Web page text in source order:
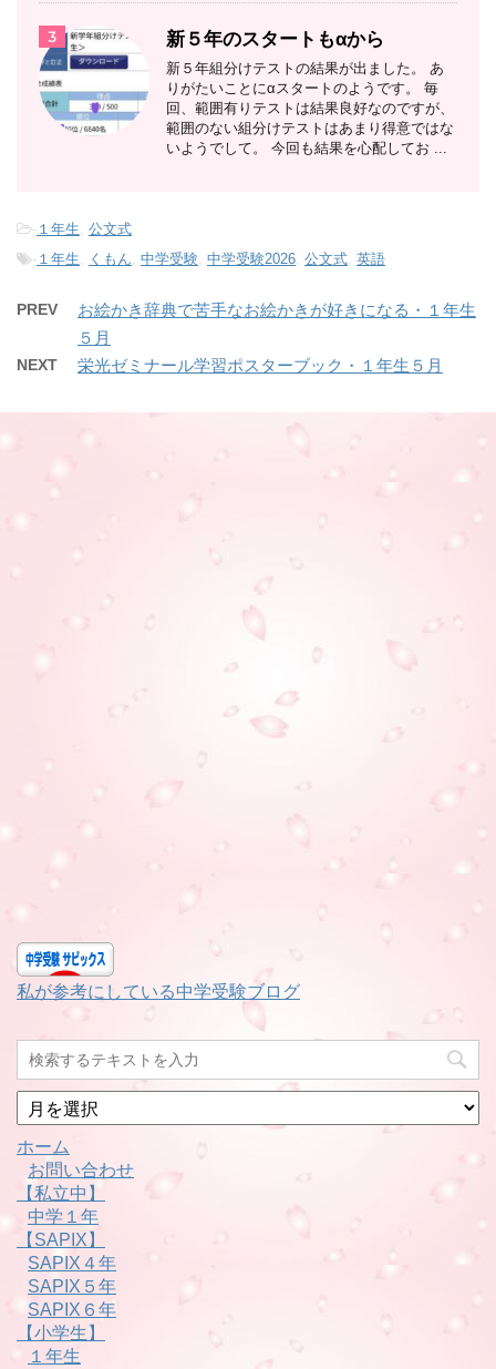
3 新５年のスタートもαから
新５年組分けテストの結果が出ました。 あ
りがたいことにαスタートのようです。 毎
回、範囲有りテストは結果良好なのですが、
範囲のない組分けテストはあまり得意ではな
いようでして。 今回も結果を心配してお ...
- １年生, 公文式
- １年生, くもん, 中学受験, 中学受験2026, 公文式, 英語
PREV
お絵かき辞典で苦手なお絵かきが好きになる・１年生
５月
NEXT 栄光ゼミナール学習ポスターブック・１年生５月
私が参考にしている中学受験ブログ
月
別
ホーム
お問い合わせ
【私立中】
中学１年
【SAPIX】
SAPIX４年
SAPIX５年
SAPIX６年
【小学生】
１年生